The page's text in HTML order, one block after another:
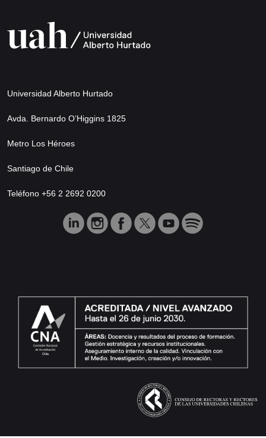
Universidad Alberto Hurtado
Avda. Bernardo O’Higgins 1825
Metro Los Héroes
Santiago de Chile
Teléfono +56 2 2692 0200